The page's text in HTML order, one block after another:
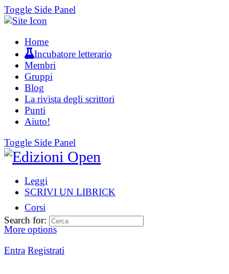
Toggle Side Panel
Home
Incubatore letterario
Membri
Gruppi
Blog
La rivista degli scrittori
Punti
Aiuto!
Toggle Side Panel
Leggi
SCRIVI UN LIBRICK
Corsi
More options
Entra Registrati
Search for: